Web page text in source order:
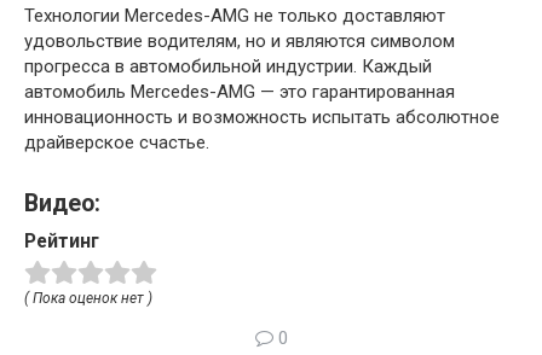
Технологии Mercedes-AMG не только доставляют
удовольствие водителям, но и являются символом
прогресса в автомобильной индустрии. Каждый
автомобиль Mercedes-AMG — это гарантированная
инновационность и возможность испытать абсолютное
драйверское счастье.
Видео:
Рейтинг
( Пока оценок нет )
0